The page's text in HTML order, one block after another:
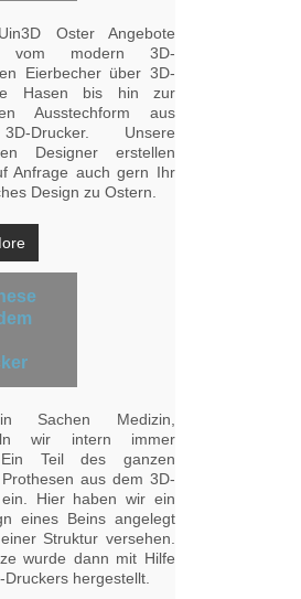
Oster Angebote
vom modern 3D-
Eierbecher über 3D-
Hasen bis hin zur
Ausstechform aus
Drucker. Unsere
Designer erstellen
Anfrage auch gern Ihr
Design zu Ostern.
Sachen Medizin,
wir intern immer
Teil des ganzen
aus dem 3D-
Hier haben wir ein
eines Beins angelegt
Struktur versehen.
wurde dann mit Hilfe
Druckers hergestellt.